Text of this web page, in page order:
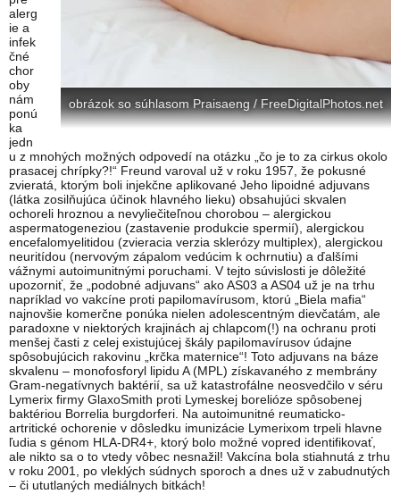
obrázok so súhlasom Praisaeng / FreeDigitalPhotos.net
alerg
ie a
infek
čné
chor
oby
nám
ponú
ka
jedn
u z mnohých možných odpovedí na otázku „čo je to za cirkus okolo
prasacej chrípky?!“ Freund varoval už v roku 1957, že pokusné
zvieratá, ktorým boli injekčne aplikované Jeho lipoidné adjuvans
(látka zosilňujúca účinok hlavného lieku) obsahujúci skvalen
ochoreli hroznou a nevyliečiteľnou chorobou – alergickou
aspermatogeneziou (zastavenie produkcie spermií), alergickou
encefalomyelitidou (zvieracia verzia sklerózy multiplex), alergickou
neuritídou (nervovým zápalom vedúcim k ochrnutiu) a ďalšími
vážnymi autoimunitnými poruchami. V tejto súvislosti je dôležité
upozorniť, že „podobné adjuvans“ ako AS03 a AS04 už je na trhu
napríklad vo vakcíne proti papilomavírusom, ktorú „Biela mafia“
najnovšie komerčne ponúka nielen adolescentným dievčatám, ale
paradoxne v niektorých krajinách aj chlapcom(!) na ochranu proti
menšej časti z celej existujúcej škály papilomavírusov údajne
spôsobujúcich rakovinu „krčka maternice“! Toto adjuvans na báze
skvalenu – monofosforyl lipidu A (MPL) získavaného z membrány
Gram-negatívnych baktérií, sa už katastrofálne neosvedčilo v séru
Lymerix firmy GlaxoSmith proti Lymeskej borelióze spôsobenej
baktériou Borrelia burgdorferi. Na autoimunitné reumaticko-
artritické ochorenie v dôsledku imunizácie Lymerixom trpeli hlavne
ľudia s génom HLA-DR4+, ktorý bolo možné vopred identifikovať,
ale nikto sa o to vtedy vôbec nesnažil! Vakcína bola stiahnutá z trhu
v roku 2001, po vleklých súdnych sporoch a dnes už v zabudnutých
– či ututlaných mediálnych bitkách!